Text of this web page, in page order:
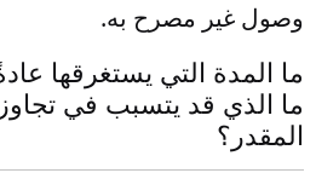
وصول غير مصرح به.
ما الذي قد يتسبب في
المقدر؟